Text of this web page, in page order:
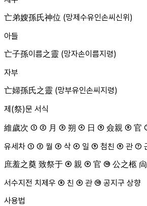
亡弟嫂孫氏神位 (망제수유인손씨신위)
아들
亡子孫이름之靈 (망자손이름지령)
자부
亡婦孫氏之靈 (망부유인손씨지령)
제(祭)문 서식
維歲次 ① ② 月 ③ 朔 ④ 日 ⑤ 僉親 ⑥ 官
유세차 ① ② 월 ③ 삭 ④ 일 ⑤ 첨친 ⑥ 관 ⑦
庶羞之奠 致祭于 ⑧ 親 ⑨ 官 ⑩ 公之柩
서수지전 치제우 ⑧ 친 ⑨ 관 ⑩ 공지구 상향
사용법